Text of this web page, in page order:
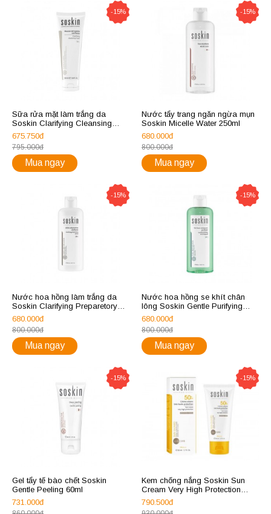
-15%
Sữa rửa mặt làm trắng da
Soskin Clarifying Cleansing
Foam
675.750đ
795.000đ
Mua ngay
-15%
Nước tẩy trang ngăn ngừa mụn
Soskin Micelle Water 250ml
680.000đ
800.000đ
Mua ngay
-15%
Nước hoa hồng làm trắng da
Soskin Clarifying Preparetory
Lotion
680.000đ
800.000đ
Mua ngay
-15%
Nước hoa hồng se khít chân
lông Soskin Gentle Purifying
Lotion 250ml
680.000đ
800.000đ
Mua ngay
-15%
Gel tẩy tế bào chết Soskin
Gentle Peeling 60ml
731.000đ
-15%
Kem chống nắng Soskin Sun
Cream Very High Protection
SPF50+
790.500đ